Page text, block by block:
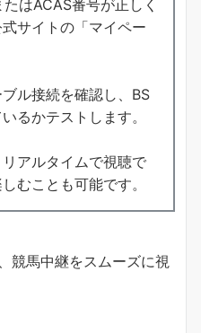
はACAS番号が正しく
サイトの「マイペー
ル接続を確認し、BS
るかテストします。
アルタイムで視聴で
むことも可能です。
競馬中継をスムーズに視